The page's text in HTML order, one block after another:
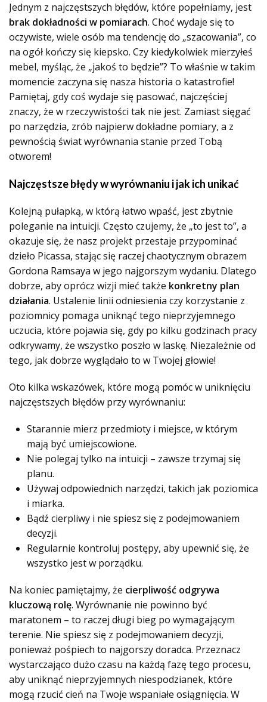
Jednym z najczęstszych błędów, które popełniamy, jest
brak dokładności w pomiarach. Choć wydaje się to
oczywiste, wiele osób ma tendencję do „szacowania”, co
na ogół kończy się kiepsko. Czy kiedykolwiek mierzyłeś
mebel, myśląc, że „jakoś to będzie”? To właśnie w takim
momencie zaczyna się nasza historia o katastrofie!
Pamiętaj, gdy coś wydaje się pasować, najczęściej
znaczy, że w rzeczywistości tak nie jest. Zamiast sięgać
po narzędzia, zrób najpierw dokładne pomiary, a z
pewnością świat wyrównania stanie przed Tobą
otworem!
Najczęstsze błędy w wyrównaniu i jak ich unikać
Kolejną pułapką, w którą łatwo wpaść, jest zbytnie
poleganie na intuicji. Często czujemy, że „to jest to”, a
okazuje się, że nasz projekt przestaje przypominać
dzieło Picassa, stając się raczej chaotycznym obrazem
Gordona Ramsaya w jego najgorszym wydaniu. Dlatego
dobrze, aby oprócz wizji mieć także konkretny plan
działania. Ustalenie linii odniesienia czy korzystanie z
poziomnicy pomaga uniknąć tego nieprzyjemnego
uczucia, które pojawia się, gdy po kilku godzinach pracy
odkrywamy, że wszystko poszło w laskę. Niezależnie od
tego, jak dobrze wyglądało to w Twojej głowie!
Oto kilka wskazówek, które mogą pomóc w uniknięciu
najczęstszych błędów przy wyrównaniu:
Starannie mierz przedmioty i miejsce, w którym
mają być umiejscowione.
Nie polegaj tylko na intuicji – zawsze trzymaj się
planu.
Używaj odpowiednich narzędzi, takich jak poziomica
i miarka.
Bądź cierpliwy i nie spiesz się z podejmowaniem
decyzji.
Regularnie kontroluj postępy, aby upewnić się, że
wszystko jest w porządku.
Na koniec pamiętajmy, że cierpliwość odgrywa
kluczową rolę. Wyrównanie nie powinno być
maratonem – to raczej długi bieg po wymagającym
terenie. Nie spiesz się z podejmowaniem decyzji,
ponieważ pośpiech to najgorszy doradca. Przeznacz
wystarczająco dużo czasu na każdą fazę tego procesu,
aby uniknąć nieprzyjemnych niespodzianek, które
mogą rzucić cień na Twoje wspaniałe osiągnięcia. W